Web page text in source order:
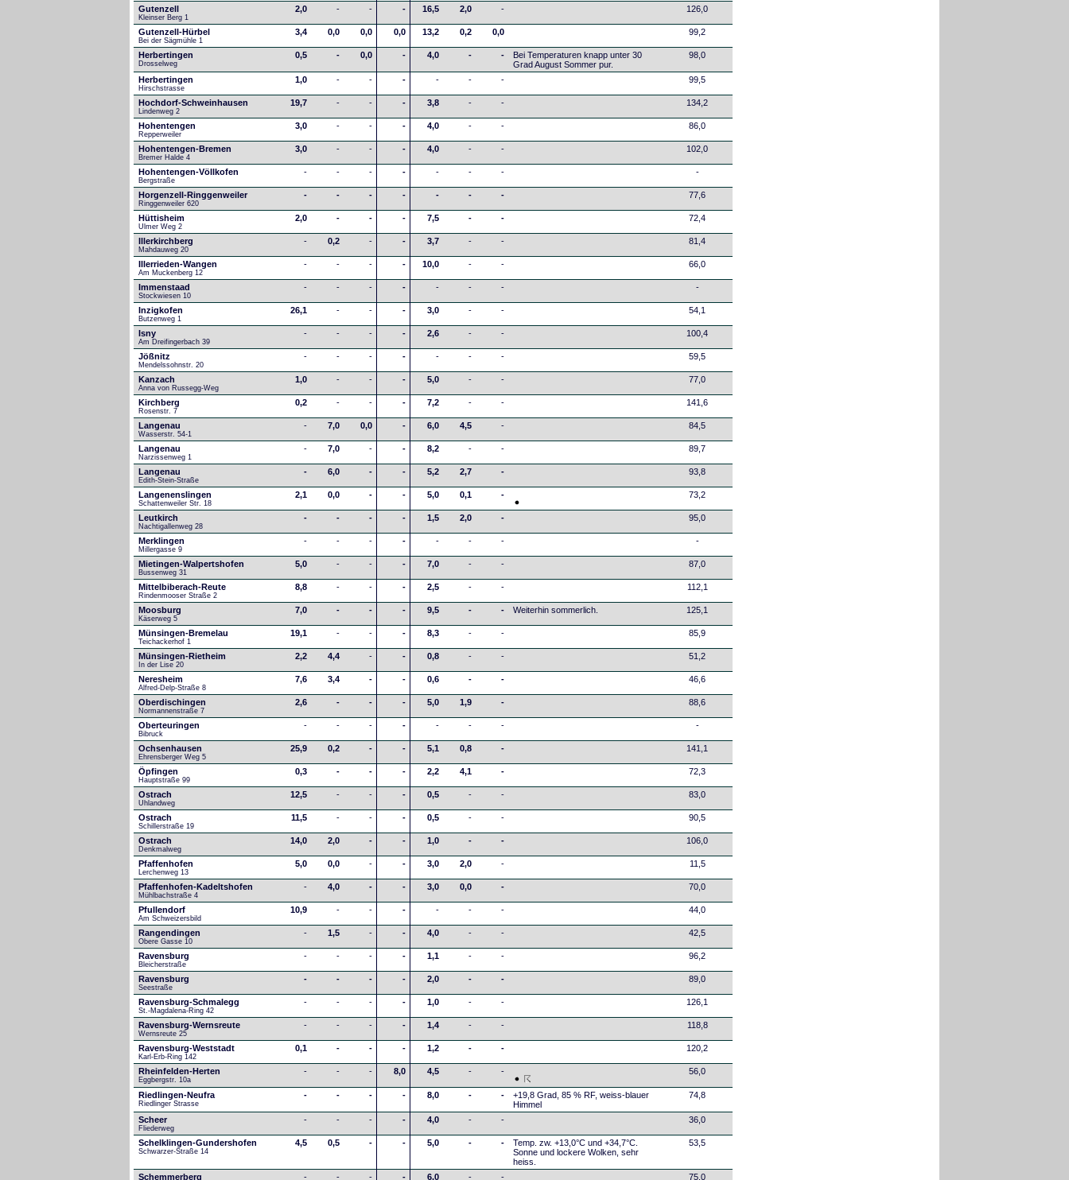
Gutenzell
Kleinser Berg 1
2,0 - - - 16,5 2,0 - 126,0
Gutenzell-Hürbel
Bei der Sägmühle 1
3,4 0,0 0,0 0,0 13,2 0,2 0,0 99,2
Herbertingen
Drosselweg
0,5 - 0,0 - 4,0 - -
Bei Temperaturen knapp unter 30
Grad August Sommer pur.
98,0
Herbertingen
Hirschstrasse
1,0 - - - - - - 99,5
Hochdorf-Schweinhausen
Lindenweg 2
19,7 - - - 3,8 - - 134,2
Hohentengen
Repperweiler
3,0 - - - 4,0 - - 86,0
Hohentengen-Bremen
Bremer Halde 4
3,0 - - - 4,0 - - 102,0
Hohentengen-Völlkofen
Bergstraße
- - - - - - - -
Horgenzell-Ringgenweiler
Ringgenweiler 620
- - - - - - - 77,6
Hüttisheim
Ulmer Weg 2
2,0 - - - 7,5 - - 72,4
Illerkirchberg
Mahdauweg 20
- 0,2 - - 3,7 - - 81,4
Illerrieden-Wangen
Am Muckenberg 12
- - - - 10,0 - - 66,0
Immenstaad
Stockwiesen 10
- - - - - - - -
Inzigkofen
Butzenweg 1
26,1 - - - 3,0 - - 54,1
Isny
Am Dreifingerbach 39
- - - - 2,6 - - 100,4
Jößnitz
Mendelssohnstr. 20
- - - - - - - 59,5
Kanzach
Anna von Russegg-Weg
1,0 - - - 5,0 - - 77,0
Kirchberg
Rosenstr. 7
0,2 - - - 7,2 - - 141,6
Langenau
Wasserstr. 54-1
- 7,0 0,0 - 6,0 4,5 - 84,5
Langenau
Narzissenweg 1
- 7,0 - - 8,2 - - 89,7
Langenau
Edith-Stein-Straße
- 6,0 - - 5,2 2,7 - 93,8
Langenenslingen
Schattenweiler Str. 18
2,1 0,0 - - 5,0 0,1 - 73,2
Leutkirch
Nachtigallenweg 28
- - - - 1,5 2,0 - 95,0
Merklingen
Millergasse 9
- - - - - - - -
Mietingen-Walpertshofen
Bussenweg 31
5,0 - - - 7,0 - - 87,0
Mittelbiberach-Reute
Rindenmooser Straße 2
8,8 - - - 2,5 - - 112,1
Moosburg
Käserweg 5
7,0 - - - 9,5 - - Weiterhin sommerlich. 125,1
Münsingen-Bremelau
Teichackerhof 1
19,1 - - - 8,3 - - 85,9
Münsingen-Rietheim
In der Lise 20
2,2 4,4 - - 0,8 - - 51,2
Neresheim
Alfred-Delp-Straße 8
7,6 3,4 - - 0,6 - - 46,6
Oberdischingen
Normannenstraße 7
2,6 - - - 5,0 1,9 - 88,6
Oberteuringen
Bibruck
- - - - - - - -
Ochsenhausen
Ehrensberger Weg 5
25,9 0,2 - - 5,1 0,8 - 141,1
Öpfingen
Hauptstraße 99
0,3 - - - 2,2 4,1 - 72,3
Ostrach
Uhlandweg
12,5 - - - 0,5 - - 83,0
Ostrach
Schillerstraße 19
11,5 - - - 0,5 - - 90,5
Ostrach
Denkmalweg
14,0 2,0 - - 1,0 - - 106,0
Pfaffenhofen
Lerchenweg 13
5,0 0,0 - - 3,0 2,0 - 11,5
Pfaffenhofen-Kadeltshofen
Mühlbachstraße 4
- 4,0 - - 3,0 0,0 - 70,0
Pfullendorf
Am Schweizersbild
10,9 - - - - - - 44,0
Rangendingen
Obere Gasse 10
- 1,5 - - 4,0 - - 42,5
Ravensburg
Bleicherstraße
- - - - 1,1 - - 96,2
Ravensburg
Seestraße
- - - - 2,0 - - 89,0
Ravensburg-Schmalegg
St.-Magdalena-Ring 42
- - - - 1,0 - - 126,1
Ravensburg-Wernsreute
Wernsreute 25
- - - - 1,4 - - 118,8
Ravensburg-Weststadt
Karl-Erb-Ring 142
0,1 - - - 1,2 - - 120,2
Rheinfelden-Herten
Eggbergstr. 10a
- - - 8,0 4,5 - - 56,0
Riedlingen-Neufra
Riedlinger Strasse
- - - - 8,0 - -
+19,8 Grad, 85 % RF, weiss-blauer
Himmel
74,8
Scheer
Fliederweg
- - - - 4,0 - - 36,0
Schelklingen-Gundershofen
Schwarzer-Straße 14
4,5 0,5 - - 5,0 - -
Temp. zw. +13,0°C und +34,7°C.
Sonne und lockere Wolken, sehr
heiss.
53,5
Schemmerberg - - - - 6,0 - - 75,0